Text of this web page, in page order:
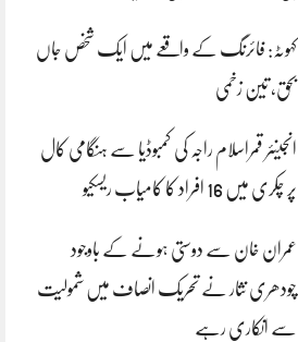
کہوٹہ: فائرنگ کے واقعے میں ایک شخص جاں
بحق، تین زخمی
انجینئر قمراسلام راجہ کی کمبوڈیا سے ہنگامی کال
پر چکری میں 16 افراد کا کامیاب ریسکیو
عمران خان سے دوستی ہونے کے باوجود
چودھری نثار نے تحریک انصاف میں شمولیت
سے انکاری رہے